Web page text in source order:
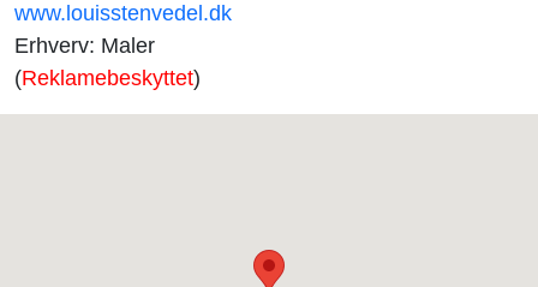
www.louisstenvedel.dk
Erhverv: Maler
(Reklamebeskyttet)